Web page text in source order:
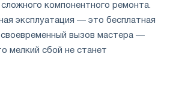
компонентного ремонта.
эксплуатация — это бесплатная
вызов мастера —
мелкий сбой не станет